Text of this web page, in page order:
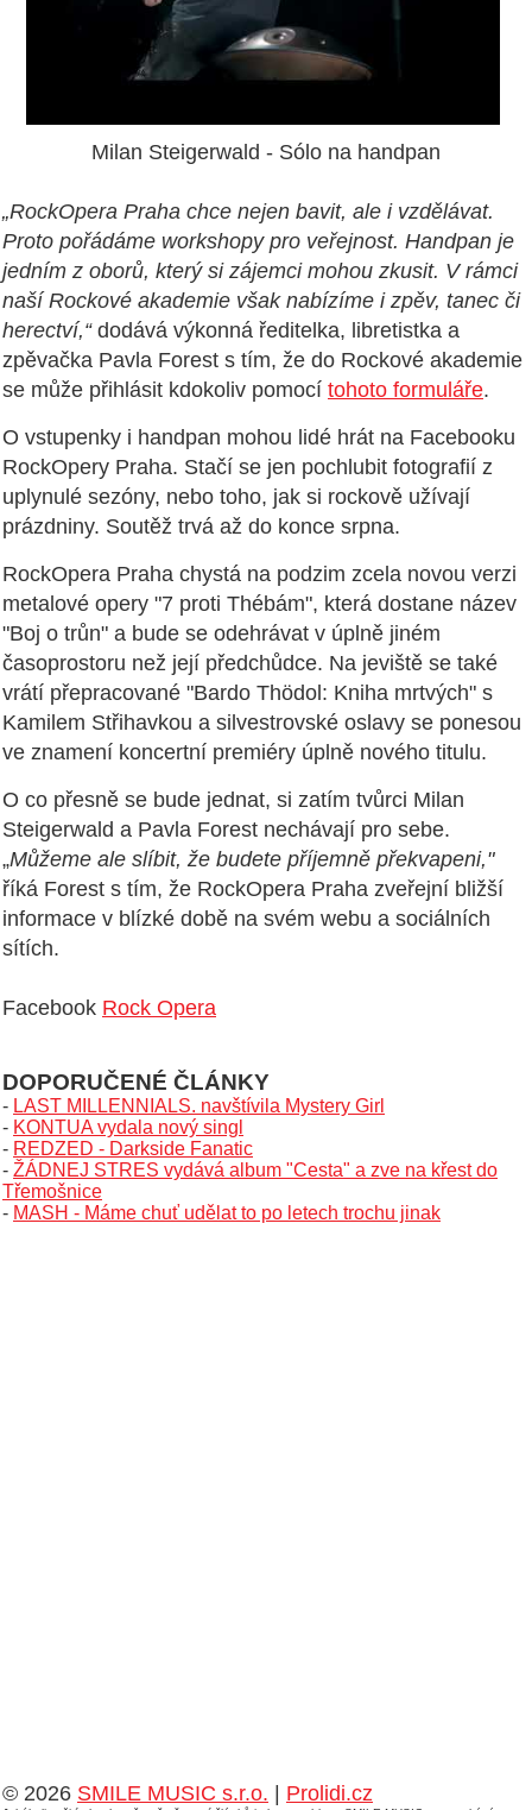
Milan Steigerwald - Sólo na handpan
„RockOpera Praha chce nejen bavit, ale i vzdělávat.
Proto pořádáme workshopy pro veřejnost. Handpan je
jedním z oborů, který si zájemci mohou zkusit. V rámci
naší Rockové akademie však nabízíme i zpěv, tanec či
herectví,“dodává výkonná ředitelka, libretistka a
zpěvačka Pavla Forest s tím, že do Rockové akademie
se může přihlásit kdokoliv pomocí tohoto formuláře.
O vstupenky i handpan mohou lidé hrát na Facebooku
RockOpery Praha. Stačí se jen pochlubit fotografií z
uplynulé sezóny, nebo toho, jak si rockově užívají
prázdniny. Soutěž trvá až do konce srpna.
RockOpera Praha chystá na podzim zcela novou verzi
metalové opery "7 proti Thébám", která dostane název
"Boj o trůn" a bude se odehrávat v úplně jiném
časoprostoru než její předchůdce. Na jeviště se také
vrátí přepracované "Bardo Thödol: Kniha mrtvých" s
Kamilem Střihavkou a silvestrovské oslavy se ponesou
ve znamení koncertní premiéry úplně nového titulu.
O co přesně se bude jednat, si zatím tvůrci Milan
Steigerwald a Pavla Forest nechávají pro sebe.
„Můžeme ale slíbit, že budete příjemně překvapeni,"
říká Forest s tím, že RockOpera Praha zveřejní bližší
informace v blízké době na svém webu a sociálních
sítích.
Facebook Rock Opera
DOPORUČENÉ ČLÁNKY
- LAST MILLENNIALS. navštívila Mystery Girl
- KONTUA vydala nový singl
- REDZED - Darkside Fanatic
- ŽÁDNEJ STRES vydává album "Cesta" a zve na křest do
Třemošnice
- MASH - Máme chuť udělat to po letech trochu jinak
© 2026 SMILE MUSIC s.r.o. | Prolidi.cz